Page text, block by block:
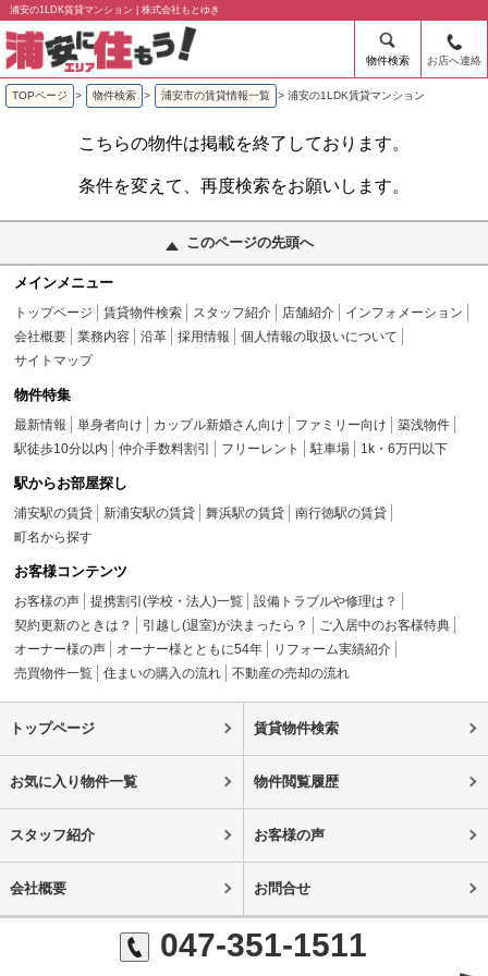
浦安の1LDK賃貸マンション | 株式会社もとゆき
物件検索 お店へ連絡
TOPページ > 物件検索 > 浦安市の賃貸情報一覧 > 浦安の1LDK賃貸マンション
こちらの物件は掲載を終了しております。
条件を変えて、再度検索をお願いします。
このページの先頭へ
メインメニュー
トップページ 賃貸物件検索 スタッフ紹介 店舗紹介
インフォメーション
会社概要
業務内容 沿革 採用情報
個人情報の取扱いについて
サイトマップ
物件特集
最新情報 単身者向け カップル新婚さん向け ファミリー向け
築浅物件
駅徒歩10分以内
仲介手数料割引 フリーレント 駐車場 1k・6万円以下
駅からお部屋探し
浦安駅の賃貸 新浦安駅の賃貸 舞浜駅の賃貸
南行徳駅の賃貸
町名から探す
お客様コンテンツ
お客様の声 提携割引(学校・法人)一覧
設備トラブルや修理は？
契約更新のときは？
引越し(退室)が決まったら？
ご入居中のお客様特典
オーナー様の声
オーナー様とともに54年
リフォーム実績紹介
売買物件一覧
住まいの購入の流れ 不動産の売却の流れ
トップページ 賃貸物件検索
お気に入り物件一覧 物件閲覧履歴
スタッフ紹介 お客様の声
会社概要 お問合せ
047-351-1511